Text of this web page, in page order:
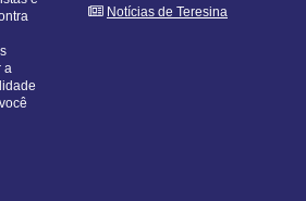
a
Notícias de Teresina